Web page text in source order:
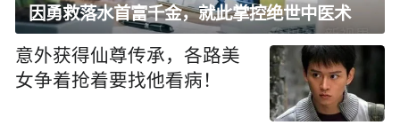
因勇救落水首富千金，就此掌控绝世中医术
意外获得仙尊传承，各路美
女争着抢着要找他看病！